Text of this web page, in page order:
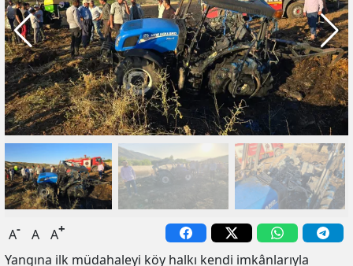
A- A A+
Yangına ilk müdahaleyi köy halkı kendi imkânlarıyla